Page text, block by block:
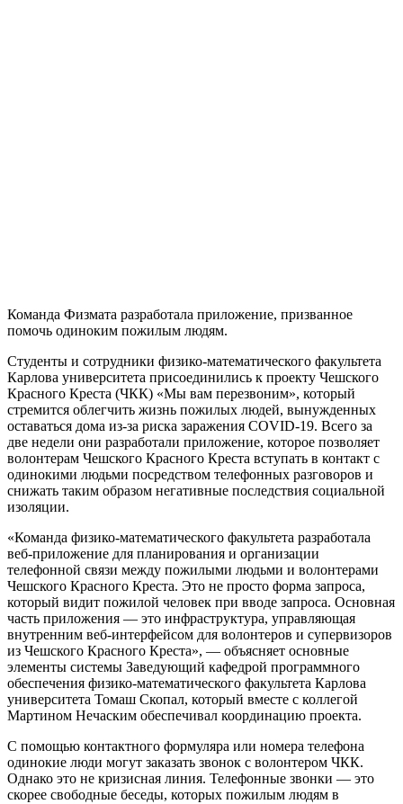
Команда Физмата разработала приложение, призванное
помочь одиноким пожилым людям.
Студенты и сотрудники физико-математического факультета
Карлова университета присоединились к проекту Чешского
Красного Креста (ЧКК) «Мы вам перезвоним», который
стремится облегчить жизнь пожилых людей, вынужденных
оставаться дома из-за риска заражения COVID-19. Всего за
две недели они разработали приложение, которое позволяет
волонтерам Чешского Красного Креста вступать в контакт с
одинокими людьми посредством телефонных разговоров и
снижать таким образом негативные последствия социальной
изоляции.
«Команда физико-математического факультета разработала
веб-приложение для планирования и организации
телефонной связи между пожилыми людьми и волонтерами
Чешского Красного Креста. Это не просто форма запроса,
который видит пожилой человек при вводе запроса. Основная
часть приложения — это инфраструктура, управляющая
внутренним веб-интерфейсом для волонтеров и супервизоров
из Чешского Красного Креста», — объясняет основные
элементы системы Заведующий кафедрой программного
обеспечения физико-математического факультета Карлова
университета Томаш Скопал, который вместе с коллегой
Мартином Нечаским обеспечивал координацию проекта.
С помощью контактного формуляра или номера телефона
одинокие люди могут заказать звонок с волонтером ЧКК.
Однако это не кризисная линия. Телефонные звонки — это
скорее свободные беседы, которых пожилым людям в